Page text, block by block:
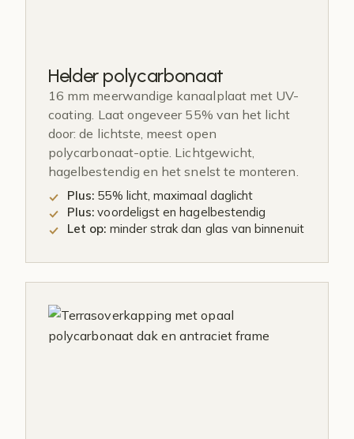
Helder polycarbonaat
16 mm meerwandige kanaalplaat met UV-
coating. Laat ongeveer 55% van het licht
door: de lichtste, meest open
polycarbonaat-optie. Lichtgewicht,
hagelbestendig en het snelst te monteren.
Plus: 55% licht, maximaal daglicht
Plus: voordeligst en hagelbestendig
Let op: minder strak dan glas van binnenuit